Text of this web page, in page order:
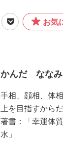
お気
かんだ ななみ
手相、顔相、体
上を目指すから
著書：「幸運体
水」